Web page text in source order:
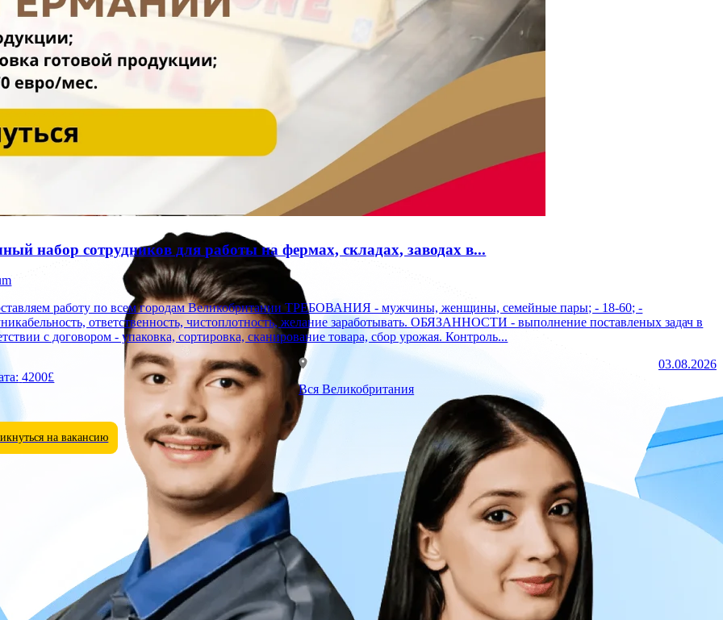
набор сотрудников для работы на фермах, складах, заводах в...
работу по всем городам Великобритании ТРЕБОВАНИЯ - мужчины, женщины, семейные пары; - 18-60; -
ответственность, чистоплотность, желание заработывать. ОБЯЗАННОСТИ - выполнение поставленых задач в
с договором - упаковка, сортировка, сканирование товара, сбор урожая. Контроль...
4200£
Вся Великобритания
03.08.2026
на вакансию